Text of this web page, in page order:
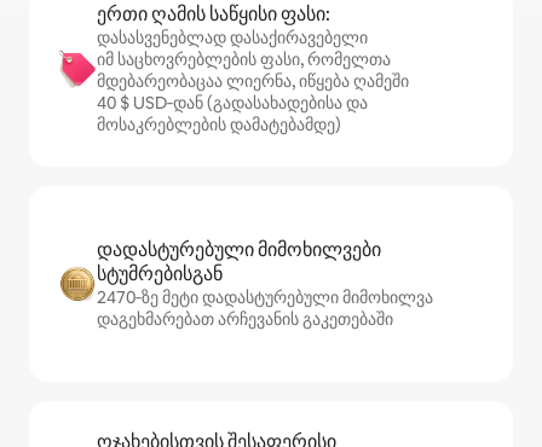
ერთი ღამის საწყისი ფასი:
დასასვენებლად დასაქირავებელი
იმ საცხოვრებლების ფასი, რომელთა
მდებარეობაცაა ლიერნა, იწყება ღამეში
40 $ USD‑დან (გადასახადებისა და
მოსაკრებლების დამატებამდე)
დადასტურებული მიმოხილვები
სტუმრებისგან
2470‑ზე მეტი დადასტურებული მიმოხილვა
დაგეხმარებათ არჩევანის გაკეთებაში
ოჯახებისთვის შესაფერისი